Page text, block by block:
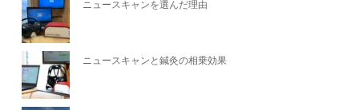
ニュースキャンを選んだ理由
ニュースキャンと鍼灸の相乗効果